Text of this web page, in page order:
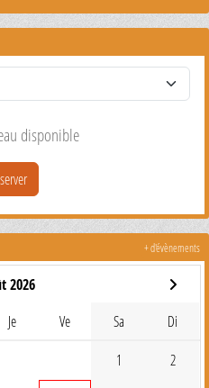
disponible
2026
Je Ve Sa Di
1 2
+ d'évènements